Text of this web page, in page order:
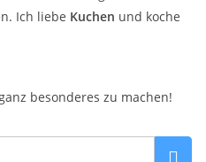
Ich liebe Kuchen und koche
besonderes zu machen!